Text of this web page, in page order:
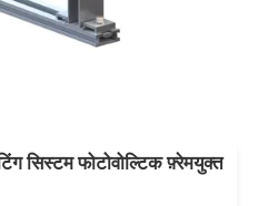
सिस्टम फोटोवोल्टिक फ़्रेमयुक्त